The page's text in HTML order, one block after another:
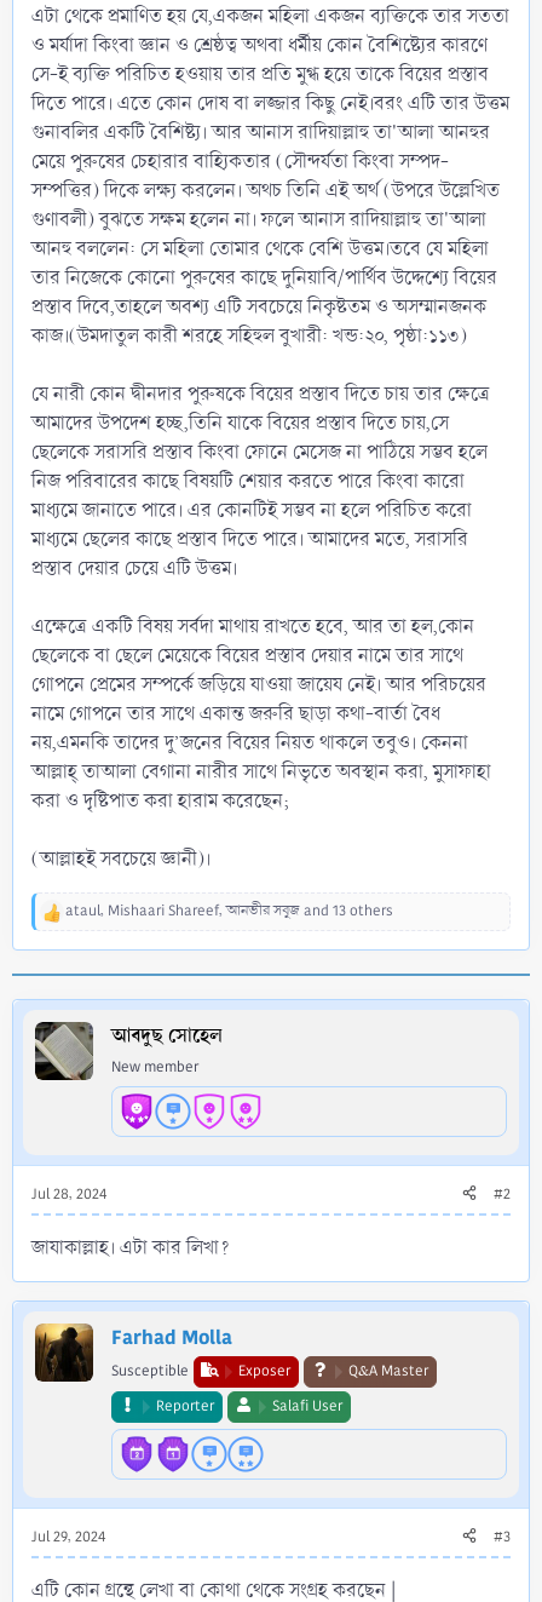
এটা থেকে প্রমাণিত হয় যে,একজন মহিলা একজন ব্যক্তিকে তার সততা
ও মর্যাদা কিংবা জ্ঞান ও শ্রেষ্ঠত্ব অথবা ধর্মীয় কোন বৈশিষ্ট্যের কারণে
সে-ই ব্যক্তি পরিচিত হওয়ায় তার প্রতি মুগ্ধ হয়ে তাকে বিয়ের প্রস্তাব
দিতে পারে। এতে কোন দোষ বা লজ্জার কিছু নেই।বরং এটি তার উত্তম
গুনাবলির একটি বৈশিষ্ট্য। আর আনাস রাদিয়াল্লাহু তা'আলা আনহুর
মেয়ে পুরুষের চেহারার বাহ্যিকতার (সৌন্দর্যতা কিংবা সম্পদ-
সম্পত্তির) দিকে লক্ষ্য করলেন। অথচ তিনি এই অর্থ (উপরে উল্লেখিত
গুণাবলী) বুঝতে সক্ষম হলেন না। ফলে আনাস রাদিয়াল্লাহু তা'আলা
আনহু বললেন: সে মহিলা তোমার থেকে বেশি উত্তম।তবে যে মহিলা
তার নিজেকে কোনো পুরুষের কাছে দুনিয়াবি/পার্থিব উদ্দেশ্যে বিয়ের
প্রস্তাব দিবে,তাহলে অবশ্য এটি সবচেয়ে নিকৃষ্টতম ও অসম্মানজনক
কাজ।(উমদাতুল কারী শরহে সহিহুল বুখারী: খন্ড:২০, পৃষ্ঠা:১১৩)
যে নারী কোন দ্বীনদার পুরুষকে বিয়ের প্রস্তাব দিতে চায় তার ক্ষেত্রে
আমাদের উপদেশ হচ্ছ,তিনি যাকে বিয়ের প্রস্তাব দিতে চায়,সে
ছেলেকে সরাসরি প্রস্তাব কিংবা ফোনে মেসেজ না পাঠিয়ে সম্ভব হলে
নিজ পরিবারের কাছে বিষয়টি শেয়ার করতে পারে কিংবা কারো
মাধ্যমে জানাতে পারে। এর কোনটিই সম্ভব না হলে পরিচিত করো
মাধ্যমে ছেলের কাছে প্রস্তাব দিতে পারে। আমাদের মতে, সরাসরি
প্রস্তাব দেয়ার চেয়ে এটি উত্তম।
এক্ষেত্রে একটি বিষয় সর্বদা মাথায় রাখতে হবে, আর তা হল,কোন
ছেলেকে বা ছেলে মেয়েকে বিয়ের প্রস্তাব দেয়ার নামে তার সাথে
গোপনে প্রেমের সম্পর্কে জড়িয়ে যাওয়া জায়েয নেই। আর পরিচয়ের
নামে গোপনে তার সাথে একান্ত জরুরি ছাড়া কথা-বার্তা বৈধ
নয়,এমনকি তাদের দু’জনের বিয়ের নিয়ত থাকলে তবুও। কেননা
আল্লাহ্‌ তাআলা বেগানা নারীর সাথে নিভৃতে অবস্থান করা, মুসাফাহা
করা ও দৃষ্টিপাত করা হারাম করেছেন;
(আল্লাহই সবচেয়ে জ্ঞানী)।
R
t
i
o
n
ataul, Mishaari Shareef,আনভীর সবুজand 13 others
আবদুছ সোহেল
New member
Jul 28, 2024 #2
জাযাকাল্লাহ। এটা কার লিখা?
Farhad Molla
Susceptible Exposer
Q&A Master
Reporter
Salafi User
Jul 29, 2024 #3
এটি কোন গ্রন্থে লেখা বা কোথা থেকে সংগ্রহ করছেন |